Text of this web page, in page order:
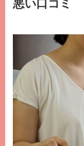
悪い口コミ